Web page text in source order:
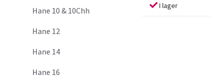
Hane 10 & 10Chh
Hane 12
Hane 14
Hane 16
I lager